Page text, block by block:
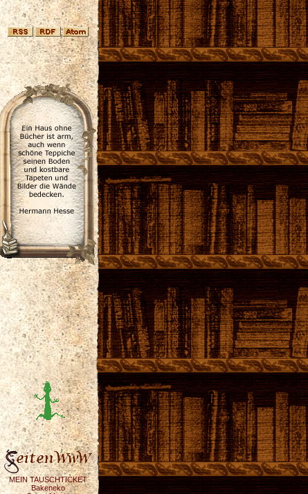
MEIN TAUSCHTICKET
Bakeneko